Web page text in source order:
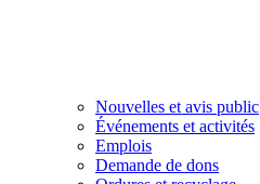
Nouvelles et avis public
Événements et activités
Emplois
Demande de dons